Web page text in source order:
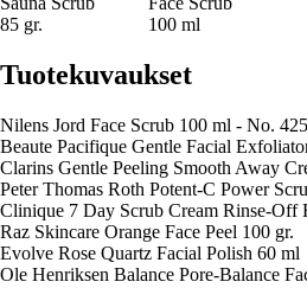
85 gr.
100 ml
Tuotekuvaukset
Nilens Jord Face Scrub 100 ml - No. 425
Beaute Pacifique Gentle Facial
Clarins Gentle Peeling Smooth Away
Peter Thomas Roth Potent-C Power
Clinique 7 Day Scrub Cream Rinse-Off
Raz Skincare Orange Face Peel 100 gr.
Evolve Rose Quartz Facial Polish 60 ml
Ole Henriksen Balance Pore-Balance